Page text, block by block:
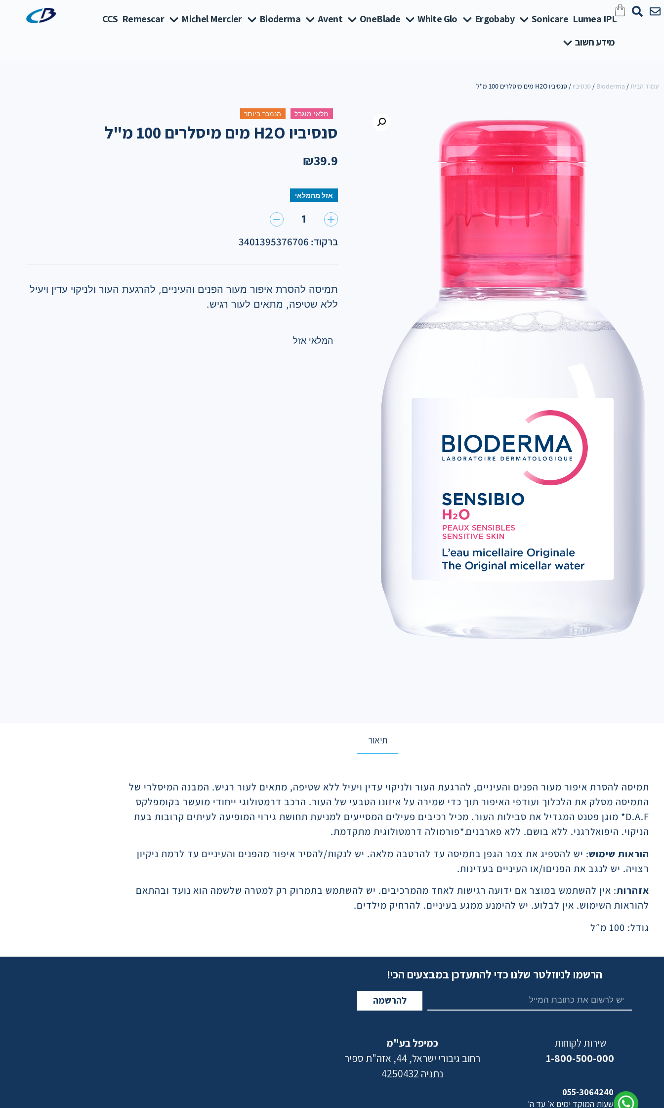
Lumea IPL
Sonicare
Ergobaby
White Glo
OneBlade
Avent
Bioderma
Michel Mercier
Remescar
CCS
מידע חשוב
עמוד הבית/
Bioderma
/ סנסיביו / סנסיביו H2O מים מיסלרים 100 מ"ל
מלאי מוגבל הנמכר ביותר
סנסיביו H2O מים מיסלרים 100 מ"ל
₪39.9
אזל מהמלאי
1
ברקוד: 3401395376706
תמיסה להסרת איפור מעור הפנים והעיניים, להרגעת העור ולניקוי עדין ויעיל
ללא שטיפה, מתאים לעור רגיש.
המלאי אזל
תיאור
תמיסה להסרת איפור מעור הפנים והעיניים, להרגעת העור ולניקוי עדין ויעיל ללא שטיפה, מתאים לעור רגיש. המבנה המיסלרי של
התמיסה מסלק את הלכלוך ועודפי האיפור תוך כדי שמירה על איזונו הטבעי של העור. הרכב דרמטולוגי ייחודי מועשר בקומפלקס
D.A.F* מוגן פטנט המגדיל את סבילות העור. מכיל רכיבים פעילים המסייעים למניעת תחושת גירוי המופיעה לעיתים קרובות בעת
הניקוי. היפואלרגני. ללא בושם. ללא פארבנים.*פורמולה דרמטולוגית מתקדמת.
הוראות שימוש: יש להספיג את צמר הגפן בתמיסה עד להרטבה מלאה. יש לנקות/להסיר איפור מהפנים והעיניים עד לרמת ניקיון
רצויה. יש לנגב את הפניםו/או העיניים בעדינות.
אזהרות: אין להשתמש במוצר אם ידועה רגישות לאחד מהמרכיבים. יש להשתמש בתמרוק רק למטרה שלשמה הוא נועד ובהתאם
להוראות השימוש. אין לבלוע. יש להימנע ממגע בעיניים. להרחיק מילדים.
גודל: 100 מ״ל
הרשמו לניוזלטר שלנו כדי להתעדכן במבצעים הכי!
להרשמה
שירות לקוחות
1-800-500-000
055-3064240
שעות המוקד ימים א׳ עד ה׳
כמיפל בע"מ
רחוב גיבורי ישראל, 44, אזה"ת ספיר
נתניה 4250432